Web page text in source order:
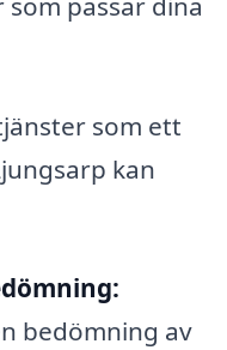
som ett
kan
bedömning av